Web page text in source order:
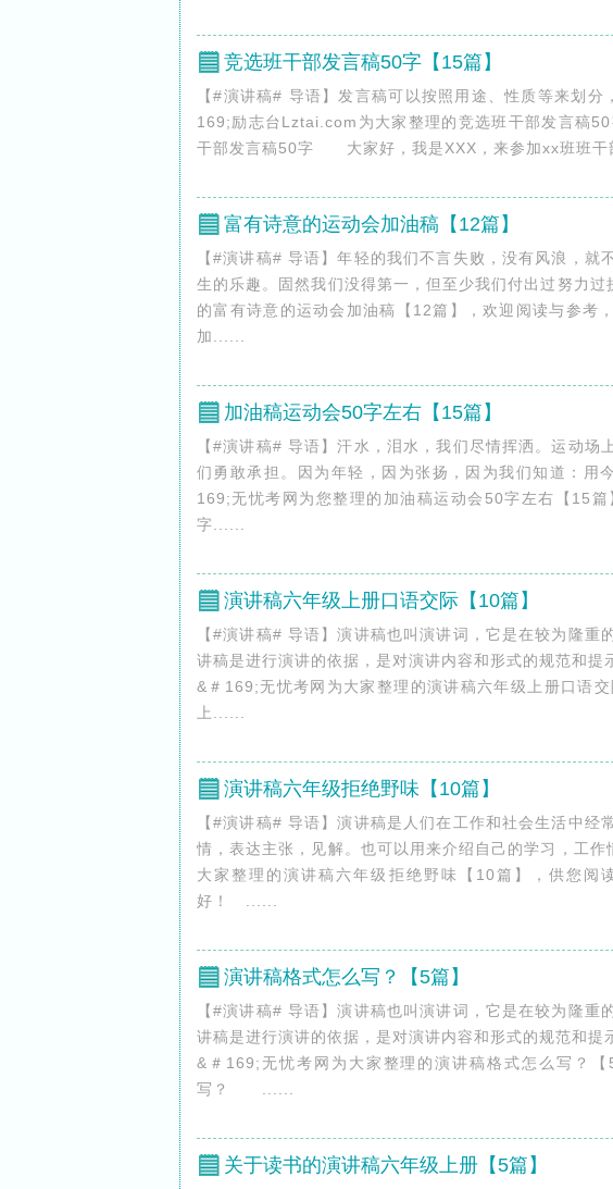
竞选班干部发言稿50字【15篇】
【#演讲稿# 导语】发言稿可以按照用途、性质等来划
169;励志台Lztai.com为大家整理的竞选班干部发言稿
干部发言稿50字 大家好，我是XXX，来参加xx班班干
富有诗意的运动会加油稿【12篇】
【#演讲稿# 导语】年轻的我们不言失败，没有风浪，就
生的乐趣。固然我们没得第一，但至少我们付出过努力
的富有诗意的运动会加油稿【12篇】，欢迎阅读与参考
加......
加油稿运动会50字左右【15篇】
【#演讲稿# 导语】汗水，泪水，我们尽情挥洒。运动
们勇敢承担。因为年轻，因为张扬，因为我们知道：用
169;无忧考网为您整理的加油稿运动会50字左右【15
字......
演讲稿六年级上册口语交际【10篇】
【#演讲稿# 导语】演讲稿也叫演讲词，它是在较为隆
讲稿是进行演讲的依据，是对演讲内容和形式的规范和
&＃169;无忧考网为大家整理的演讲稿六年级上册口语
上......
演讲稿六年级拒绝野味【10篇】
【#演讲稿# 导语】演讲稿是人们在工作和社会生活中
情，表达主张，见解。也可以用来介绍自己的学习，工
大家整理的演讲稿六年级拒绝野味【10篇】，供您
好！ ......
演讲稿格式怎么写？【5篇】
【#演讲稿# 导语】演讲稿也叫演讲词，它是在较为隆
讲稿是进行演讲的依据，是对演讲内容和形式的规范和
&＃169;无忧考网为大家整理的演讲稿格式怎么写？
写？ ......
关于读书的演讲稿六年级上册【5篇】